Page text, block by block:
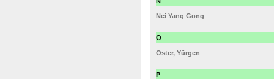
Nei Yang Gong
O
Oster, Yürgen
P